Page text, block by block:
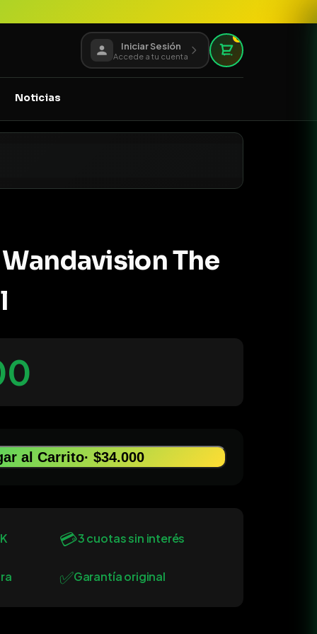
Iniciar Sesión
Accede a tu cuenta
0
Noticias
The
al Carrito· $34.000
💳3 cuotas sin interés
✅Garantía original